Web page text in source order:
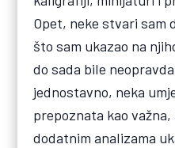
Opet, neke stvari sam
što sam ukazao na
do sada bile
jednostavno, neka
prepoznata kao važna,
dodatnim analizama